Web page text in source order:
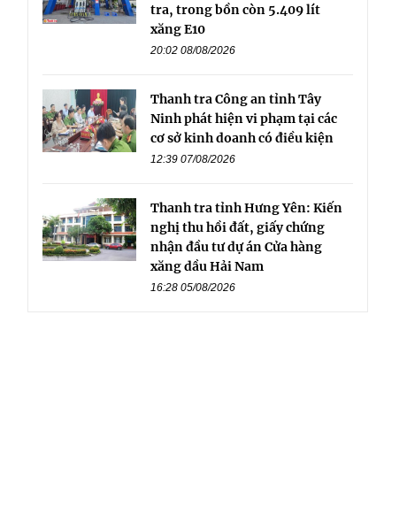
tra, trong bồn còn 5.409 lít
xăng E10
20:02 08/08/2026
Thanh tra Công an tỉnh Tây
Ninh phát hiện vi phạm tại các
cơ sở kinh doanh có điều kiện
12:39 07/08/2026
Thanh tra tỉnh Hưng Yên: Kiến
nghị thu hồi đất, giấy chứng
nhận đầu tư dự án Cửa hàng
xăng dầu Hải Nam
16:28 05/08/2026